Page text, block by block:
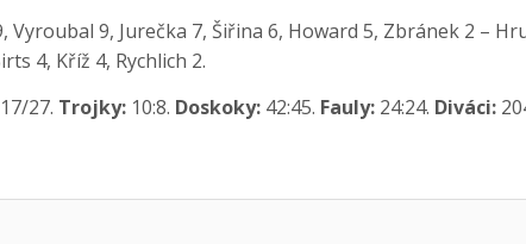
Vyroubal 9, Jurečka 7, Šiřina 6, Howard 5, Zbránek 2 –
4, Kříž 4, Rychlich 2.
27. Trojky: 10:8. Doskoky: 42:45. Fauly: 24:24. Diváci: